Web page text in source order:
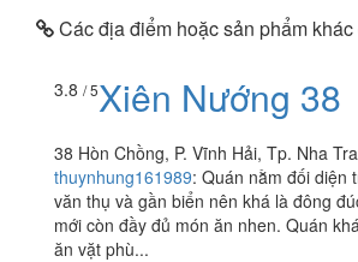
Các địa điểm hoặc sản phẩm
3.8 / 5Xiên Nướng 38
38 Hòn Chồng, P. Vĩnh Hải, Tp. Nha
thuynhung161989: Quán nằm đối diện
văn thụ và gần biển nên khá là đông
mới còn đầy đủ món ăn nhen. Quán
ăn vặt phù...